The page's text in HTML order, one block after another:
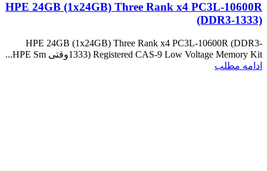
HPE 24GB (1x24GB) Three Rank x4 PC3L-10600R
(DDR3-1333)
HPE 24GB (1x24GB) Three Rank x4 PC3L-10600R (DDR3-
1333) Registered CAS-9 Low Voltage Memory Kitوقتی HPE Sm...
ادامه مطلب